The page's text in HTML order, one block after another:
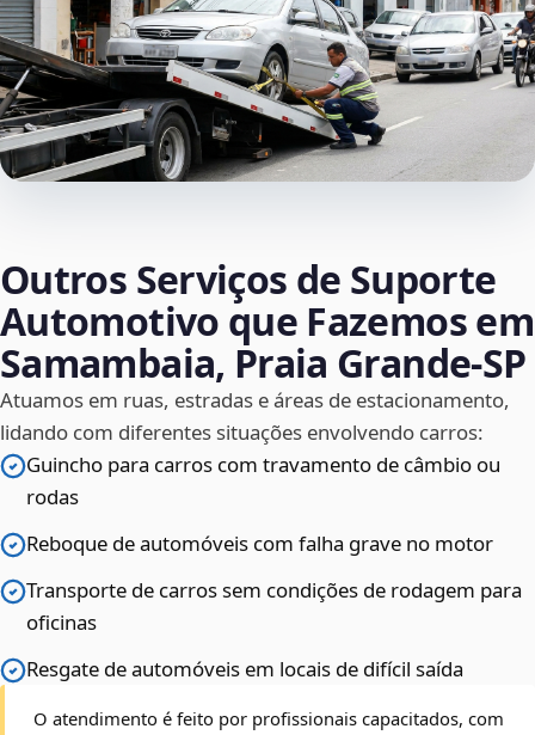
Outros Serviços de Suporte
Automotivo que Fazemos em
Samambaia, Praia Grande‑SP
Atuamos em ruas, estradas e áreas de estacionamento,
lidando com diferentes situações envolvendo carros:
Guincho para carros com travamento de câmbio ou
rodas
Reboque de automóveis com falha grave no motor
Transporte de carros sem condições de rodagem para
oficinas
Resgate de automóveis em locais de difícil saída
O atendimento é feito por profissionais capacitados, com